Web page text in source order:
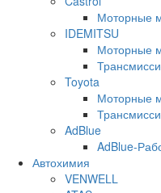
Моторные
IDEMITSU
Моторные
Toyota
Моторные
AdBlue
AdBlue-
Автохимия
VENWELL